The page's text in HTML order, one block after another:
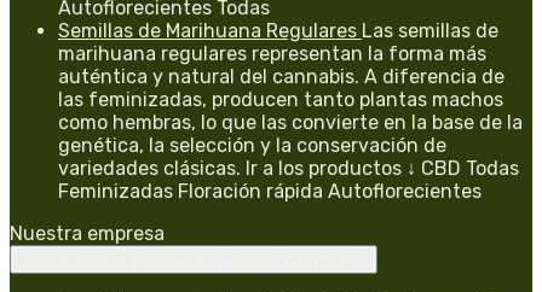
Autoflorecientes Todas
Semillas de Marihuana Regulares Las semillas de
marihuana regulares representan la forma más
auténtica y natural del cannabis. A diferencia de
las feminizadas, producen tanto plantas machos
como hembras, lo que las convierte en la base de la
genética, la selección y la conservación de
variedades clásicas. Ir a los productos ↓ CBD Todas
Feminizadas Floración rápida Autoflorecientes
Nuestra empresa